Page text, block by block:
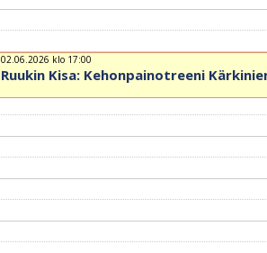
02.06.2026 klo 17:00
Ruukin Kisa: Kehonpainotreeni